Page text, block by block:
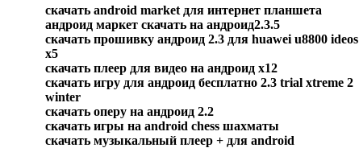
скачать android market для интернет планшета
андроид маркет скачать на андроид2.3.5
скачать прошивку андроид 2.3 для huawei u8800 ideos
x5
скачать плеер для видео на андроид х12
скачать игру для андроид бесплатно 2.3 trial xtreme 2
winter
скачать оперу на андроид 2.2
скачать игры на android chess шахматы
скачать музыкальный плеер + для android